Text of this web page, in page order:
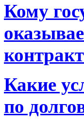
Кому
Какие
по